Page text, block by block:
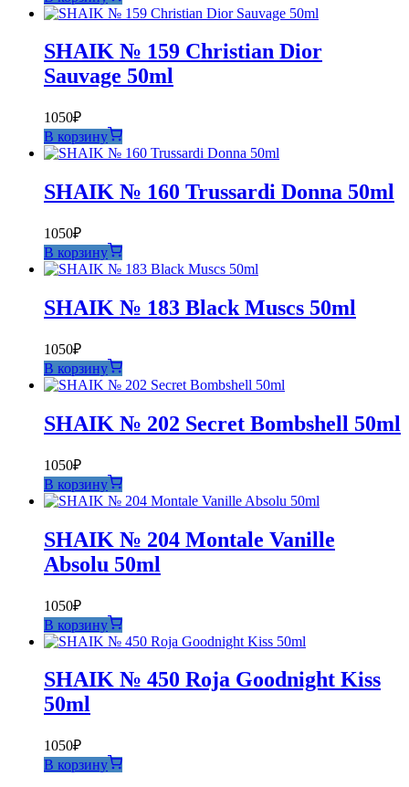
SHAIK № 159 Christian Dior
Sauvage 50ml
1050₽
В корзину
SHAIK № 160 Trussardi Donna 50ml
1050₽
В корзину
SHAIK № 183 Black Muscs 50ml
1050₽
В корзину
SHAIK № 202 Secret Bombshell 50ml
1050₽
В корзину
SHAIK № 204 Montale Vanille
Absolu 50ml
1050₽
В корзину
SHAIK № 450 Roja Goodnight Kiss
50ml
1050₽
В корзину